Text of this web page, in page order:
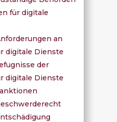
für digitale
an
digitale Dienste
der
digitale Dienste